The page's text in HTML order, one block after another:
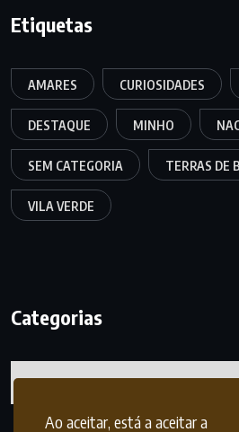
Ao aceitar, está a aceitar a
Etiquetas
AMARES CURIOSIDADES
DESTAQUE MINHO
SEM CATEGORIA TERRAS DE
VILA VERDE
Categorias